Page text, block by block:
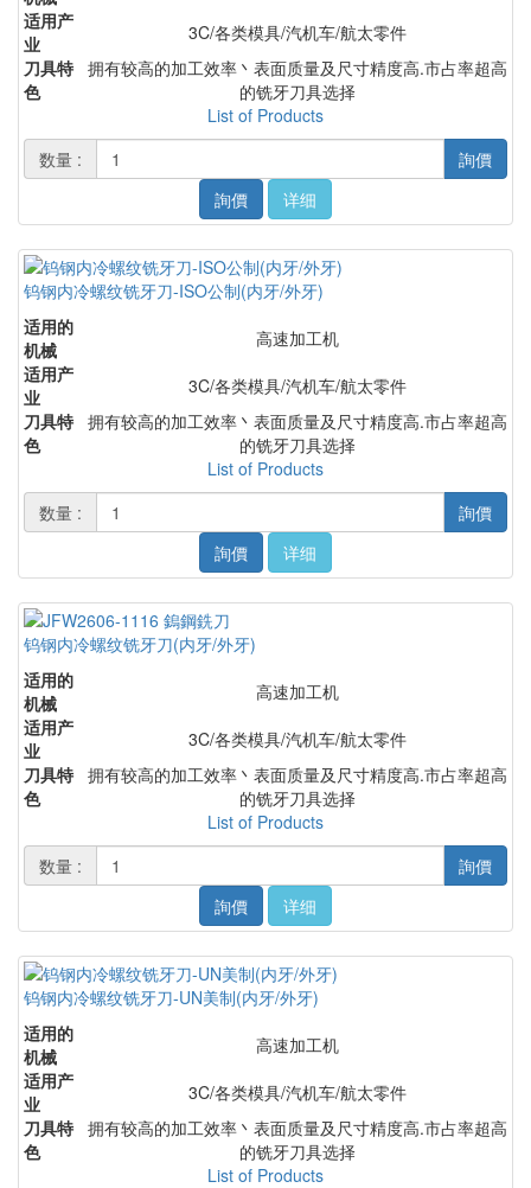
适用产
业
3C/各类模具/汽机车/航太零件
刀具特
色
拥有较高的加工效率丶表面质量及尺寸精度高.市占率超高
的铣牙刀具选择
List of Products
数量 :
詢價
詢價
详细
钨钢内冷螺纹铣牙刀-ISO公制(内牙/外牙)
适用的
机械
高速加工机
适用产
业
3C/各类模具/汽机车/航太零件
刀具特
色
拥有较高的加工效率丶表面质量及尺寸精度高.市占率超高
的铣牙刀具选择
List of Products
数量 :
詢價
詢價
详细
钨钢内冷螺纹铣牙刀(内牙/外牙)
适用的
机械
高速加工机
适用产
业
3C/各类模具/汽机车/航太零件
刀具特
色
拥有较高的加工效率丶表面质量及尺寸精度高.市占率超高
的铣牙刀具选择
List of Products
数量 :
詢價
詢價
详细
钨钢内冷螺纹铣牙刀-UN美制(内牙/外牙)
适用的
机械
高速加工机
适用产
业
3C/各类模具/汽机车/航太零件
刀具特
色
拥有较高的加工效率丶表面质量及尺寸精度高.市占率超高
的铣牙刀具选择
List of Products